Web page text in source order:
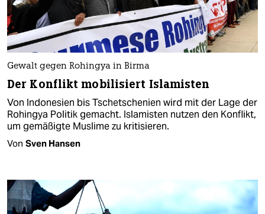
Gewalt gegen Rohingya in Birma
Der Konflikt mobilisiert Islamisten
Von Indonesien bis Tschetschenien wird mit der Lage der
Rohingya Politik gemacht. Islamisten nutzen den Konflikt,
um gemäßigte Muslime zu kritisieren.
Von Sven Hansen